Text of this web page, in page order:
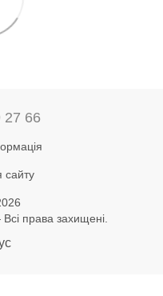
27 66
сайту
права захищені.